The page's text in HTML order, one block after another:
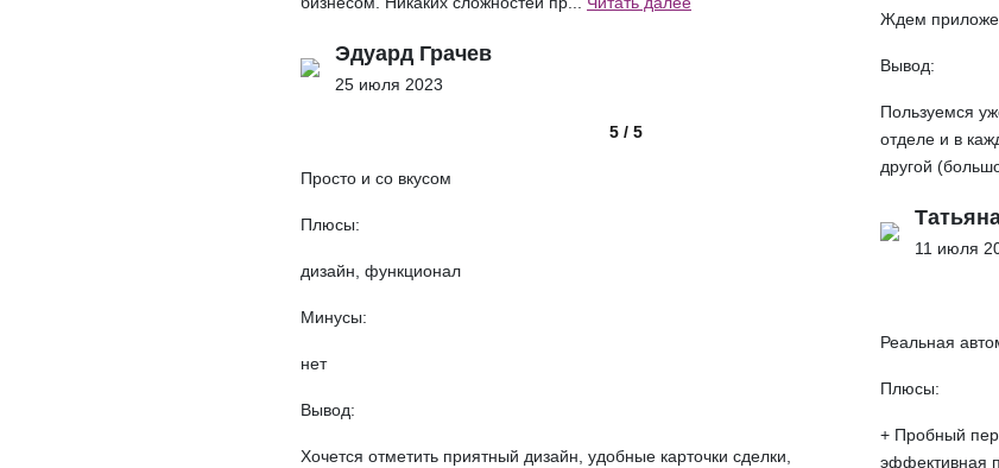
Эдуард Грачев
25 июля 2023
5 / 5
Просто и со вкусом
Плюсы:
дизайн, функционал
Минусы:
нет
Вывод:
Хочется отметить приятный дизайн, удобные карточки сделки,
Ждем
Вывод:
Пользуемся
отделе и в
другой
11 июля
Реальная
Плюсы:
+ Пробный
эффективная